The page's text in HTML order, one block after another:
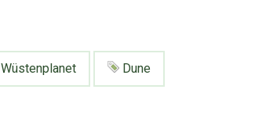
Wüstenplanet Dune